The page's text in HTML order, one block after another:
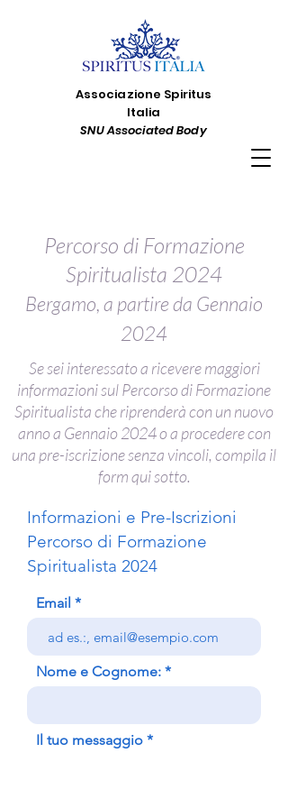
Associazione Spiritus
Italia
SNU Associated Body
Percorso di Formazione
Spiritualista 2024
Bergamo, a partire da Gennaio
2024
Se sei interessato a ricevere maggiori
informazioni sul Percorso di Formazione
Spiritualista che riprenderà con un nuovo
anno a Gennaio 2024 o a procedere con
una pre-iscrizione senza vincoli, compila il
form qui sotto.
Informazioni e Pre-Iscrizioni
Percorso di Formazione
Spiritualista 2024
Email
Nome e Cognome:
Il tuo messaggio